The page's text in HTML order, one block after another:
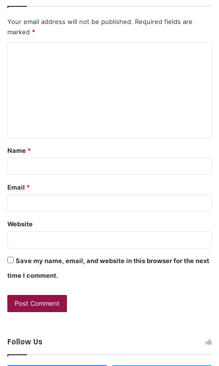
Your email address will not be published. Required fields are
marked *
Name *
Email *
Website
Save my name, email, and website in this browser for the next
time I comment.
Follow Us